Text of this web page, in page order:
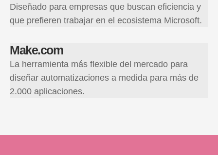
Diseñado para empresas que buscan eficiencia y
que prefieren trabajar en el ecosistema Microsoft.
Make.com
La herramienta más flexible del mercado para
diseñar automatizaciones a medida para más de
2.000 aplicaciones.